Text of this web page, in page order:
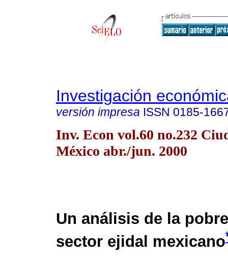
Investigación
versión impresa ISSN 0185-
Inv. Econ vol.60 no.232
México abr./jun. 2000
Un análisis de la
sector ejidal mexicano